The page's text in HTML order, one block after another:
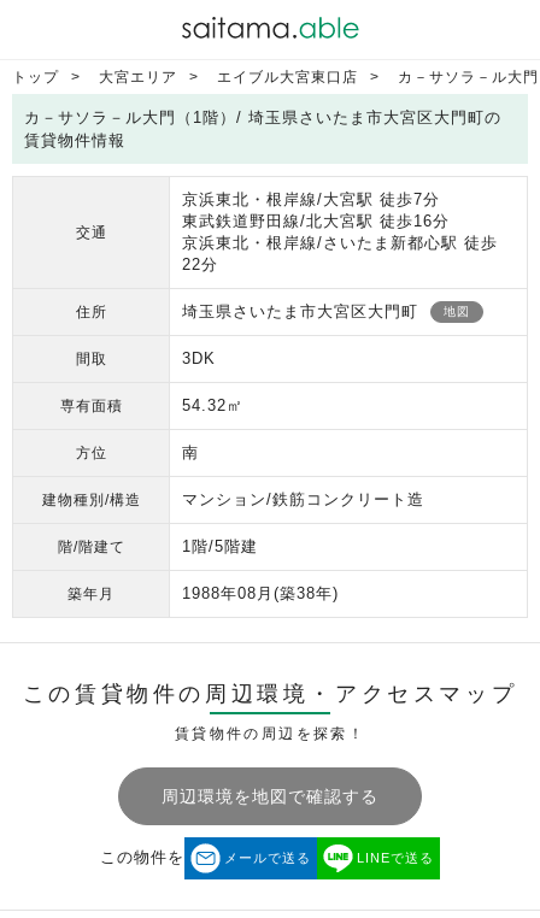
トップ 大宮エリア エイブル大宮東口店 カ－サソラ－ル大
カ－サソラ－ル大門（1階）/ 埼玉県さいたま市大宮区大門町の
賃貸物件情報
交通
京浜東北・根岸線/大宮駅 徒歩7分
東武鉄道野田線/北大宮駅 徒歩16分
京浜東北・根岸線/さいたま新都心駅 徒歩
22分
住所 埼玉県さいたま市大宮区大門町 地図
間取 3DK
専有面積 54.32㎡
方位 南
建物種別/構造 マンション/鉄筋コンクリート造
階/階建て 1階/5階建
築年月 1988年08月 (築38年)
この賃貸物件の周辺環境・ アクセスマップ
賃貸物件の周辺を探索！
周辺環境を地図で確認する
この物件を メールで送る LINEで送る